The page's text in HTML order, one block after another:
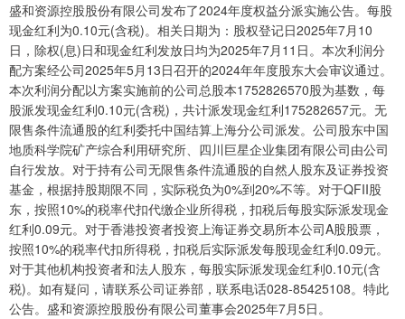
盛和资源控股股份有限公司发布了2024年度权益分派实施公告。每股
现金红利为0.10元(含税)。相关日期为：股权登记日2025年7月10
日，除权(息)日和现金红利发放日均为2025年7月11日。本次利润分
配方案经公司2025年5月13日召开的2024年年度股东大会审议通过。
本次利润分配以方案实施前的公司总股本1752826570股为基数，每
股派发现金红利0.10元(含税)，共计派发现金红利175282657元。无
限售条件流通股的红利委托中国结算上海分公司派发。公司股东中国
地质科学院矿产综合利用研究所、四川巨星企业集团有限公司由公司
自行发放。对于持有公司无限售条件流通股的自然人股东及证券投资
基金，根据持股期限不同，实际税负为0%到20%不等。对于QFII股
东，按照10%的税率代扣代缴企业所得税，扣税后每股实际派发现金
红利0.09元。对于香港投资者投资上海证券交易所本公司A股股票，
按照10%的税率代扣所得税，扣税后实际派发每股现金红利0.09元。
对于其他机构投资者和法人股东，每股实际派发现金红利0.10元(含
税)。如有疑问，请联系公司证券部，联系电话028-85425108。特此
公告。盛和资源控股股份有限公司董事会2025年7月5日。